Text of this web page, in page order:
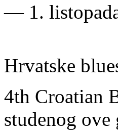
― 1.
Hrvatske
4th Croatian
studenog